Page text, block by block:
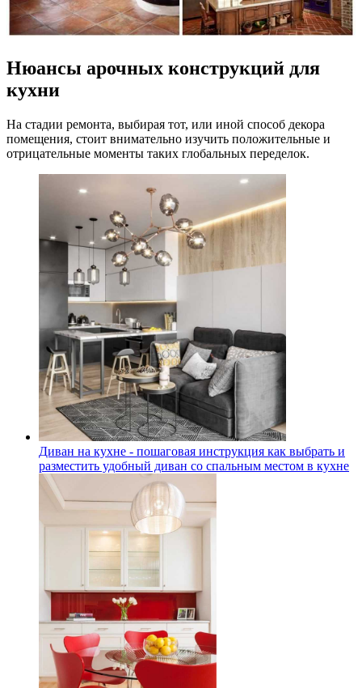
Нюансы арочных конструкций для
кухни
На стадии ремонта, выбирая тот, или иной способ декора
помещения, стоит внимательно изучить положительные и
отрицательные моменты таких глобальных переделок.
Диван на кухне - пошаговая инструкция как выбрать и
разместить удобный диван со спальным местом в кухне